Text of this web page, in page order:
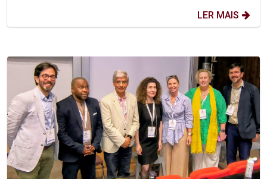
LER MAIS